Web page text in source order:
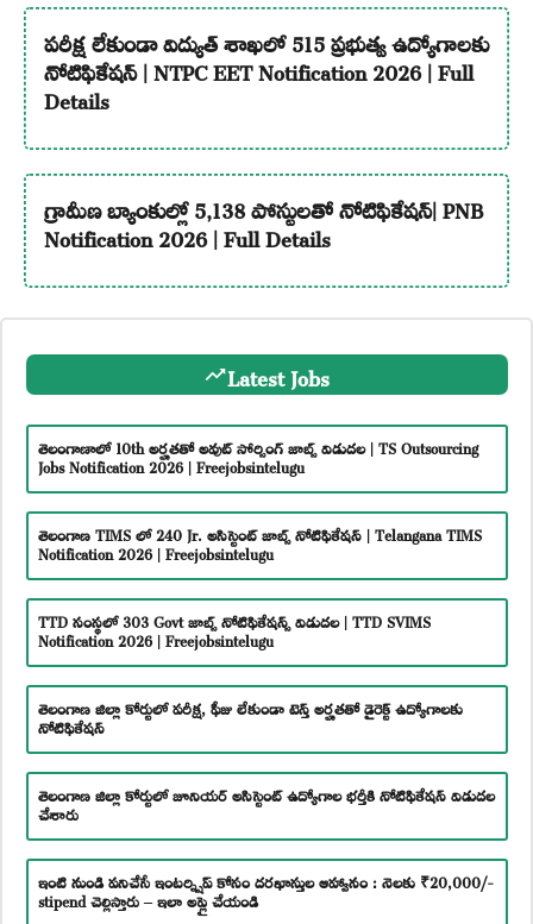
పరీక్ష లేకుండా విద్యుత్ శాఖలో 515 ప్రభుత్వ ఉద్యోగాలకు
నోటిఫికేషన్ | NTPC EET Notification 2026 | Full
Details
గ్రామీణ బ్యాంకుల్లో 5,138 పోస్టులతో నోటిఫికేషన్| PNB
Notification 2026 | Full Details
Latest Jobs
తెలంగాణాలో 10th అర్హతతో అవుట్ సోర్సింగ్ జాబ్స్ విడుదల | TS Outsourcing
Jobs Notification 2026 | Freejobsintelugu
తెలంగాణ TIMS లో 240 Jr. అసిస్టెంట్ జాబ్స్ నోటిఫికేషన్ | Telangana TIMS
Notification 2026 | Freejobsintelugu
TTD సంస్థలో 303 Govt జాబ్స్ నోటిఫికేషన్స్ విడుదల | TTD SVIMS
Notification 2026 | Freejobsintelugu
తెలంగాణ జిల్లా కోర్టులో పరీక్ష, ఫీజు లేకుండా టెన్త్ అర్హతతో డైరెక్ట్ ఉద్యోగాలకు
నోటిఫికేషన్
తెలంగాణ జిల్లా కోర్టులో జూనియర్ అసిస్టెంట్ ఉద్యోగాల భర్తీకి నోటిఫికేషన్ విడుదల
చేశారు
ఇంటి నుండి పనిచేసే ఇంటర్న్షిప్ కోసం దరఖాస్తుల ఆహ్వానం : నెలకు ₹20,000/-
stipend చెల్లిస్తారు – ఇలా అప్లై చేయండి